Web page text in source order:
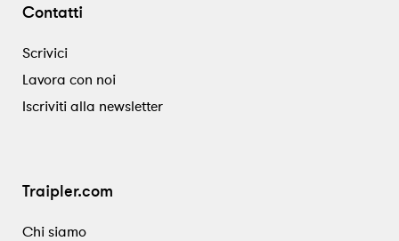
Contatti
Scrivici
Lavora con noi
Iscriviti alla newsletter
Traipler.com
Chi siamo